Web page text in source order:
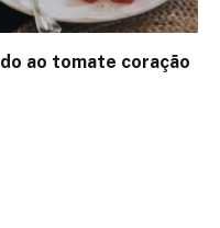
ao tomate coração